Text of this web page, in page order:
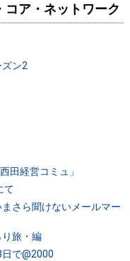
・ネットワーク
ン2
田経営コミュ」
て
さら聞けないメールマー
旅・編
で@2000